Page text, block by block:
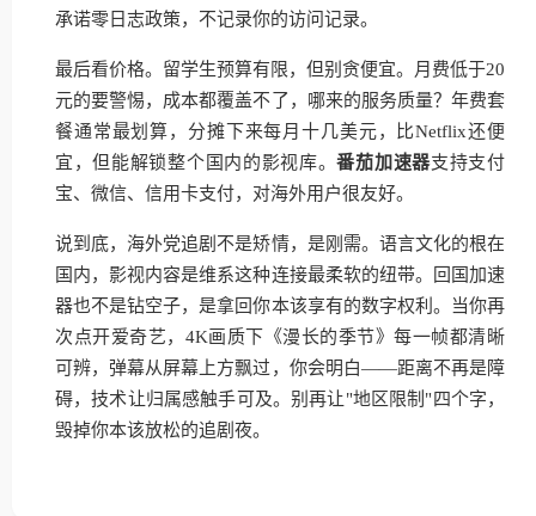
承诺零日志政策，不记录你的访问记录。
最后看价格。留学生预算有限，但别贪便宜。月费低于20
元的要警惕，成本都覆盖不了，哪来的服务质量？年费套
餐通常最划算，分摊下来每月十几美元，比Netflix还便
宜，但能解锁整个国内的影视库。番茄加速器支持支付
宝、微信、信用卡支付，对海外用户很友好。
说到底，海外党追剧不是矫情，是刚需。语言文化的根在
国内，影视内容是维系这种连接最柔软的纽带。回国加速
器也不是钻空子，是拿回你本该享有的数字权利。当你再
次点开爱奇艺，4K画质下《漫长的季节》每一帧都清晰
可辨，弹幕从屏幕上方飘过，你会明白——距离不再是障
碍，技术让归属感触手可及。别再让"地区限制"四个字，
毁掉你本该放松的追剧夜。